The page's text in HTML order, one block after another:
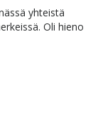
yhteistä
Oli hieno